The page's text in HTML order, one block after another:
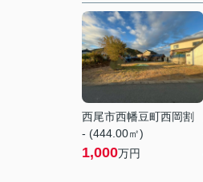
西尾市西幡豆町西岡割
- (444.00㎡)
1,000万円